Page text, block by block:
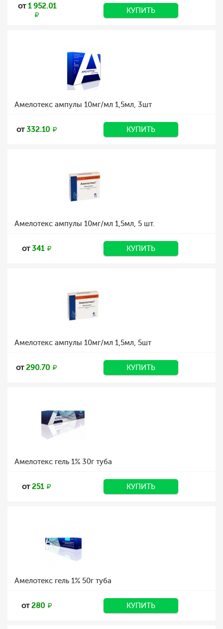
от1 952.01 КУПИТЬ
Амелотекс ампулы 10мг/мл 1,5мл, 3шт
от332.10 КУПИТЬ
Амелотекс ампулы 10мг/мл 1,5мл, 5 шт.
от341 КУПИТЬ
Амелотекс ампулы 10мг/мл 1,5мл, 5шт
от290.70 КУПИТЬ
Амелотекс гель 1% 30г туба
от251 КУПИТЬ
Амелотекс гель 1% 50г туба
от280 КУПИТЬ